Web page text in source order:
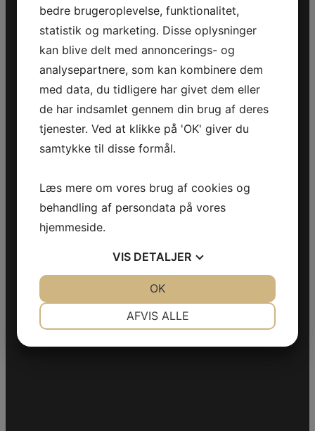
Kontakt information
CVR: 37697346
Vejlevej 34
7000 Fredericia
Tlf.:75 92 55 58
Mail:jonas75925558@gmail.com
bedre brugeroplevelse, funktionalitet,
statistik og marketing. Disse oplysninger
kan blive delt med annoncerings- og
analysepartnere, som kan kombinere dem
med data, du tidligere har givet dem eller
de har indsamlet gennem din brug af deres
tjenester. Ved at klikke på 'OK' giver du
samtykke til disse formål.
Læs mere om vores brug af cookies og
behandling af persondata på vores
hjemmeside.
VIS DETALJER
AFVIS ALLE
OK